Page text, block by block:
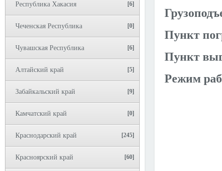
Республика Хакасия [6]
Чеченская Республика [0]
Чувашская Республика [6]
Алтайский край [5]
Забайкальский край [9]
Камчатский край [0]
Краснодарский край [245]
Красноярский край [60]
Пункт
Пункт
Режим